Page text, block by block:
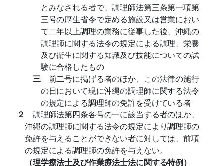
とみなされる者で、調理師法第三条第一項第
三号の厚生省令で定める施設又は営業におい
て二年以上調理の業務に従事した後、沖縄の
調理師に関する法令の規定による調理、栄養
及び衛生に関する知識及び技能についての試
験に合格したもの
三 前二号に掲げる者のほか、この法律の施行
の日において現に沖縄の調理師に関する法令
の規定による調理師の免許を受けている者
２ 調理師法第四条各号の一に該当する者のほか、
沖縄の調理師に関する法令の規定により調理師の
免許を与えることができない者に対しては、前項
の規定による調理師の免許を与えない。
（理学療法士及び作業療法士法に関する特例）